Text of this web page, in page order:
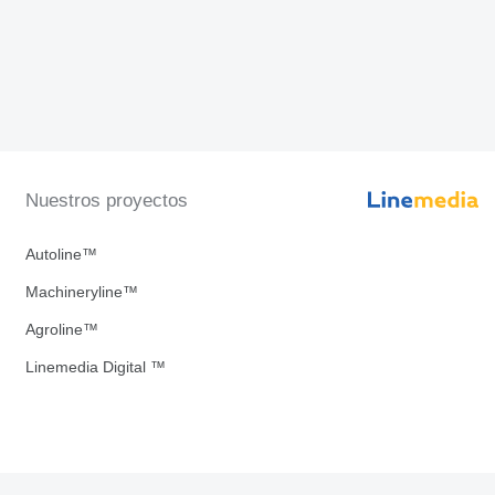
Nuestros proyectos
Autoline™
Machineryline™
Agroline™
Linemedia Digital ™